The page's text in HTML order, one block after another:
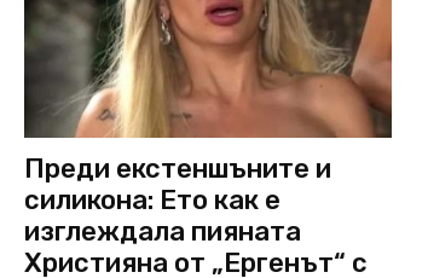
Преди екстеншъните и
силикона: Ето как е
изглеждала пияната
Християна от „Ергенът“ с